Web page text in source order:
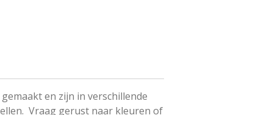
en zijn in verschillende
Vraag gerust naar kleuren of